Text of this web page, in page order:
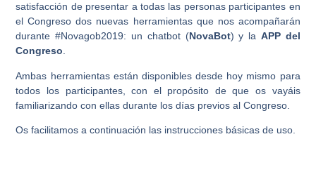
satisfacción de presentar a todas las personas participantes en
el Congreso dos nuevas herramientas que nos acompañarán
durante #Novagob2019: un chatbot (NovaBot) y la APP del
Congreso.
Ambas herramientas están disponibles desde hoy mismo para
todos los participantes, con el propósito de que os vayáis
familiarizando con ellas durante los días previos al Congreso.
Os facilitamos a continuación las instrucciones básicas de uso.